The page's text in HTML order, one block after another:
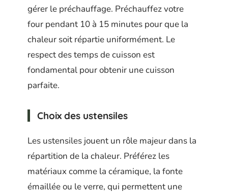
gérer le préchauffage. Préchauffez votre
four pendant 10 à 15 minutes pour que la
chaleur soit répartie uniformément. Le
respect des temps de cuisson est
fondamental pour obtenir une cuisson
parfaite.
Choix des ustensiles
Les ustensiles jouent un rôle majeur dans la
répartition de la chaleur. Préférez les
matériaux comme la céramique, la fonte
émaillée ou le verre, qui permettent une